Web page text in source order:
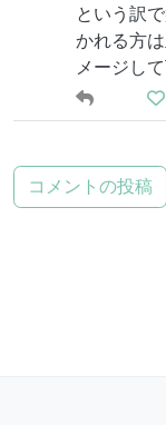
という訳
かれる方
メージして
コメントの投稿